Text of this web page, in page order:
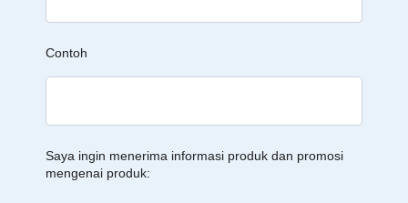
Contoh
Saya ingin menerima informasi produk dan promosi
mengenai produk: